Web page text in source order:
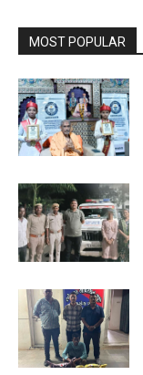
MOST POPULAR